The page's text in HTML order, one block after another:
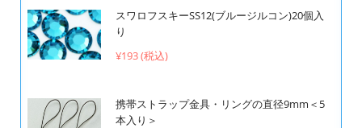
スワロフスキーSS12(ブルージルコン)20個入
り
¥193 (税込)
携帯ストラップ金具・リングの直径9mm＜5
本入り＞